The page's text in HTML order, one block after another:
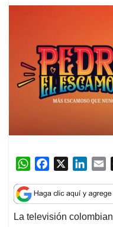
W
a
t
s
c
e
b
n
k
e
a
i
l
La televisión